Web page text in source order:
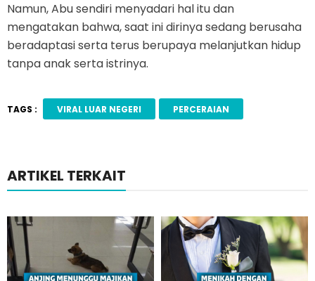
Namun, Abu sendiri menyadari hal itu dan
mengatakan bahwa, saat ini dirinya sedang berusaha
beradaptasi serta terus berupaya melanjutkan hidup
tanpa anak serta istrinya.
TAGS : VIRAL LUAR NEGERI PERCERAIAN
ARTIKEL TERKAIT